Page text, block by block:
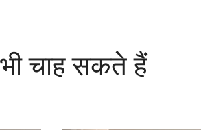
चाह सकते हैं